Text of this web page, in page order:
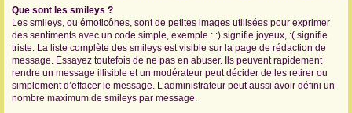
Que sont les smileys ?
Les smileys, ou émoticônes, sont de petites images utilisées pour exprimer
des sentiments avec un code simple, exemple : :) signifie joyeux, :( signifie
triste. La liste complète des smileys est visible sur la page de rédaction de
message. Essayez toutefois de ne pas en abuser. Ils peuvent rapidement
rendre un message illisible et un modérateur peut décider de les retirer ou
simplement d’effacer le message. L’administrateur peut aussi avoir défini un
nombre maximum de smileys par message.